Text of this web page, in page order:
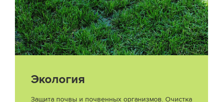
Экология
Защита почвы и почвенных организмов. Очистка